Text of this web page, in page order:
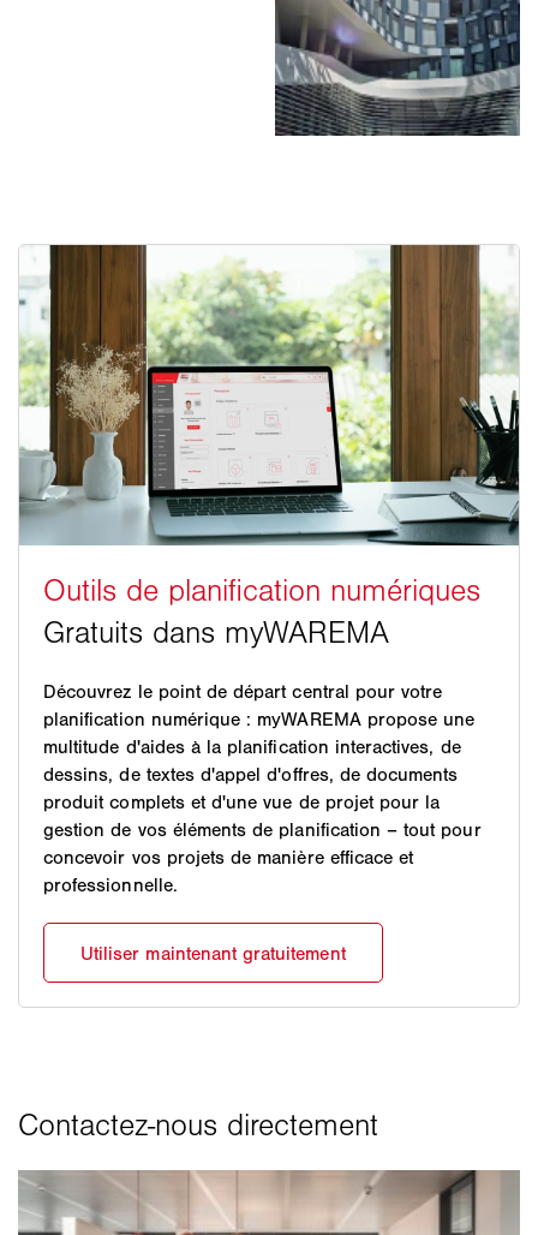
Découvrez le point de départ central pour votre
planification numérique : myWAREMA propose une
multitude d'aides à la planification interactives, de
dessins, de textes d'appel d'offres, de documents
produit complets et d'une vue de projet pour la
gestion de vos éléments de planification – tout pour
concevoir vos projets de manière efficace et
professionnelle.